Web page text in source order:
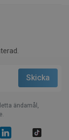
ändamål,